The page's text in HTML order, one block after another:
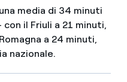
media di 34 minuti
il Friuli a 21 minuti,
a 24 minuti,
nazionale.